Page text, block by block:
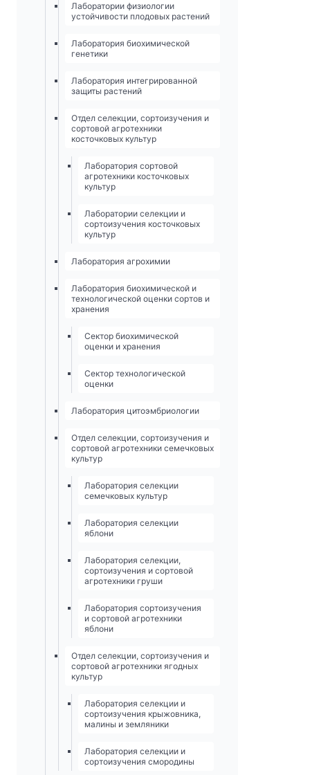
Лаборатории физиологии
устойчивости плодовых растений
Лаборатория биохимической
генетики
Лаборатория интегрированной
защиты растений
Отдел селекции, сортоизучения и
сортовой агротехники
косточковых культур
Лаборатория сортовой
агротехники косточковых
культур
Лаборатории селекции и
сортоизучения косточковых
культур
Лаборатория агрохимии
Лаборатория биохимической и
технологической оценки сортов и
хранения
Сектор биохимической
оценки и хранения
Сектор технологической
оценки
Лаборатория цитоэмбриологии
Отдел селекции, сортоизучения и
сортовой агротехники семечковых
культур
Лаборатория селекции
семечковых культур
Лаборатория селекции
яблони
Лаборатория селекции,
сортоизучения и сортовой
агротехники груши
Лаборатория сортоизучения
и сортовой агротехники
яблони
Отдел селекции, сортоизучения и
сортовой агротехники ягодных
культур
Лаборатория селекции и
сортоизучения крыжовника,
малины и земляники
Лаборатория селекции и
сортоизучения смородины